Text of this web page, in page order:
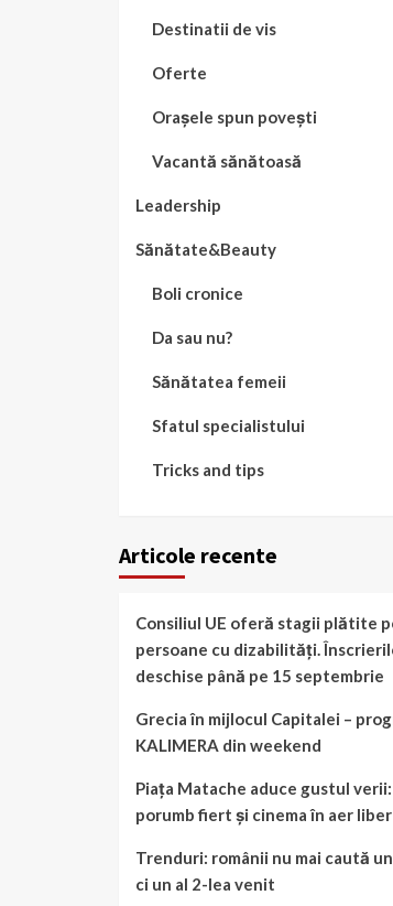
Destinatii de vis
Oferte
Orașele spun povești
Vacantă sănătoasă
Leadership
Sănătate&Beauty
Boli cronice
Da sau nu?
Sănătatea femeii
Sfatul specialistului
Tricks and tips
Articole recente
Consiliul UE oferă stagii plătite
persoane cu dizabilități.
deschise până pe 15 septembrie
Grecia în mijlocul Capitalei –
KALIMERA din weekend
Piața Matache aduce gustul verii:
porumb fiert și cinema în aer liber
Trenduri: românii nu mai caută un
ci un al 2-lea venit